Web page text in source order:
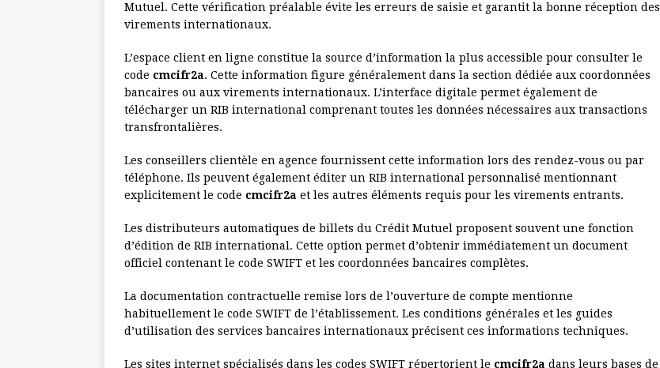
Mutuel. Cette vérification préalable évite les erreurs de saisie et garantit la bonne réception des
virements internationaux.
L’espace client en ligne constitue la source d’information la plus accessible pour consulter le
code cmcifr2a. Cette information figure généralement dans la section dédiée aux coordonnées
bancaires ou aux virements internationaux. L’interface digitale permet également de
télécharger un RIB international comprenant toutes les données nécessaires aux transactions
transfrontalières.
Les conseillers clientèle en agence fournissent cette information lors des rendez-vous ou par
téléphone. Ils peuvent également éditer un RIB international personnalisé mentionnant
explicitement le code cmcifr2a et les autres éléments requis pour les virements entrants.
Les distributeurs automatiques de billets du Crédit Mutuel proposent souvent une fonction
d’édition de RIB international. Cette option permet d’obtenir immédiatement un document
officiel contenant le code SWIFT et les coordonnées bancaires complètes.
La documentation contractuelle remise lors de l’ouverture de compte mentionne
habituellement le code SWIFT de l’établissement. Les conditions générales et les guides
d’utilisation des services bancaires internationaux précisent ces informations techniques.
Les sites internet spécialisés dans les codes SWIFT répertorient le cmcifr2a dans leurs bases de